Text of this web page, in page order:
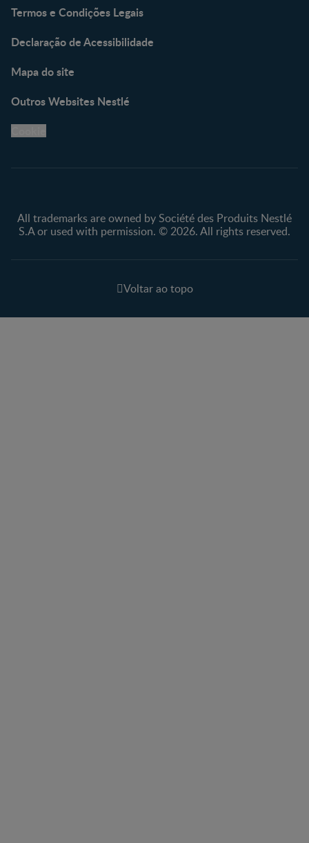
Termos e Condições Legais
Declaração de Acessibilidade
Mapa do site
Outros Websites Nestlé
All trademarks are owned by Société des Produits Nestlé
S.A or used with permission. © 2026. All rights reserved.
Voltar ao topo